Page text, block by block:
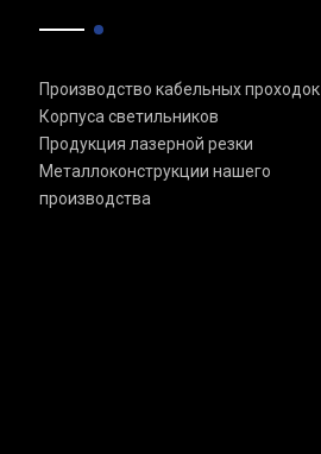
Производство кабельных проходок
Корпуса светильников
Продукция лазерной резки
Металлоконструкции нашего
производства